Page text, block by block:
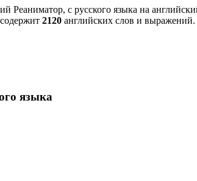
Реаниматор, с русского языка на
2120 английских слов и
языка